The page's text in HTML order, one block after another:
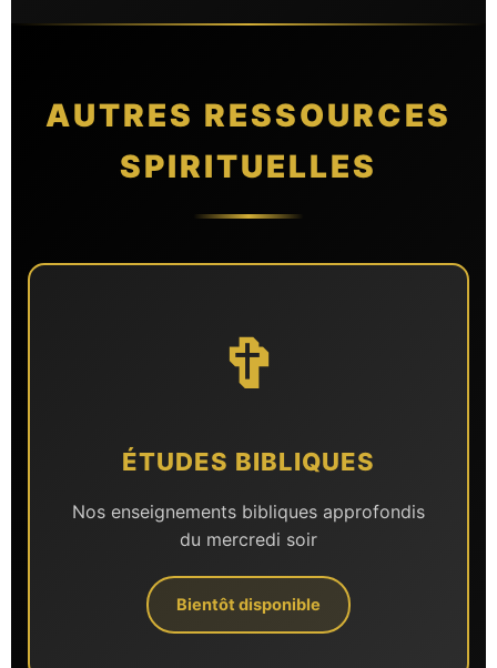
AUTRES RESSOURCES
SPIRITUELLES
✞
ÉTUDES BIBLIQUES
Nos enseignements bibliques approfondis
du mercredi soir
Bientôt disponible